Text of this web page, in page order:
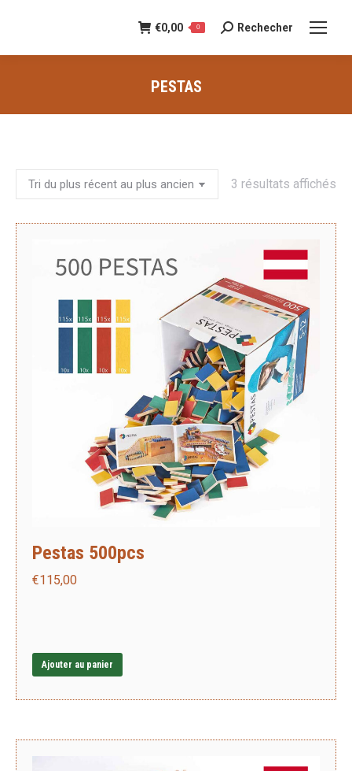
€0,00 0
Recherche
:
Rechecher
PESTAS
3 résultats affichés
au
Pestas 500pcs
€115,00
Ajouter au panier